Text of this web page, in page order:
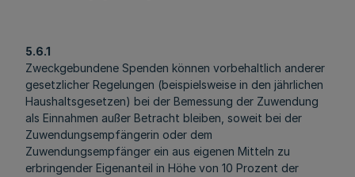
5.6.1
Zweckgebundene Spenden können vorbehaltlich anderer
gesetzlicher Regelungen (beispielsweise in den jährlichen
Haushaltsgesetzen) bei der Bemessung der Zuwendung
als Einnahmen außer Betracht bleiben, soweit bei der
Zuwendungsempfängerin oder dem
Zuwendungsempfänger ein aus eigenen Mitteln zu
erbringender Eigenanteil in Höhe von 10 Prozent der